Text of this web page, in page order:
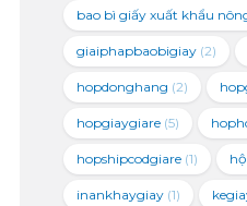
bao bì giấy xuất khẩu
giaiphapbaobigiay(2)
hopdonghang (2)
hopgiaygiare(5)
hopshipcodgiare(1)
inankhaygiay(1)